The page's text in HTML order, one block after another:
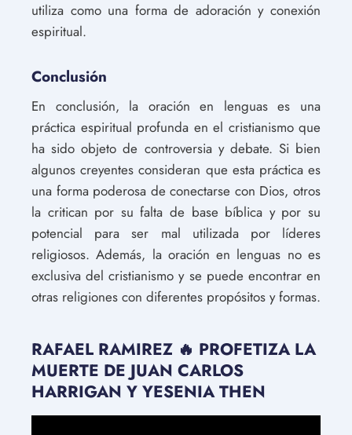
utiliza como una forma de adoración y conexión
espiritual.
Conclusión
En conclusión, la oración en lenguas es una
práctica espiritual profunda en el cristianismo que
ha sido objeto de controversia y debate. Si bien
algunos creyentes consideran que esta práctica es
una forma poderosa de conectarse con Dios, otros
la critican por su falta de base bíblica y por su
potencial para ser mal utilizada por líderes
religiosos. Además, la oración en lenguas no es
exclusiva del cristianismo y se puede encontrar en
otras religiones con diferentes propósitos y formas.
RAFAEL RAMIREZ 🔥 PROFETIZA LA
MUERTE DE JUAN CARLOS
HARRIGAN Y YESENIA THEN